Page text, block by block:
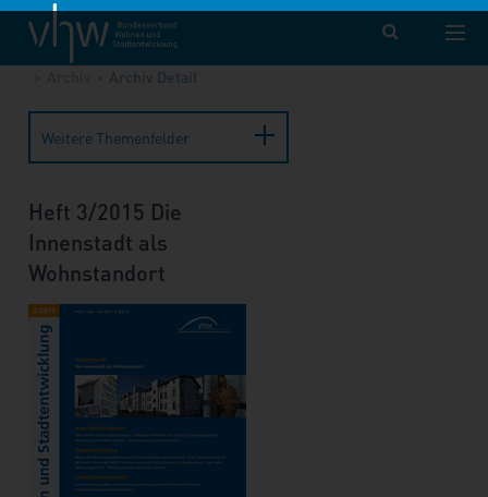
vhw – Bundesverband für Wohnen und Stadtentwicklung e. V.
Publikationen
Forum Wohnen und Stadtentwicklung
Archiv
Archiv Detail
Weitere Themenfelder
Heft 3/2015 Die
Innenstadt als
Wohnstandort